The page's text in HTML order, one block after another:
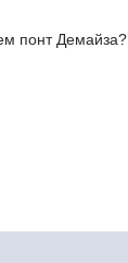
понт Демайза?